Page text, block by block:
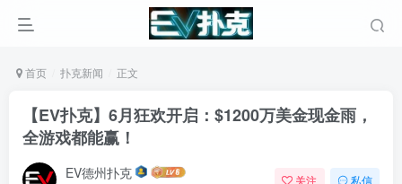
首页 扑克新闻 正文
【EV扑克】6月狂欢开启：$1200万美金现金雨，
全游戏都能赢！
EV德州扑克 关注 私信